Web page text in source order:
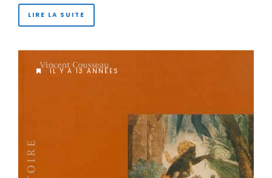
LIRE LA SUITE
IL Y A 13 ANNÉES